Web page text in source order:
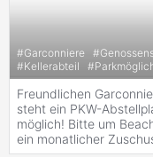
#Garconniere #
#Kellerabteil #
Freundlichen
steht ein PKW-
möglich! Bitte um
ein monatlicher